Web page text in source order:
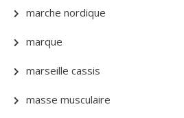
marche nordique
marque
marseille cassis
masse musculaire